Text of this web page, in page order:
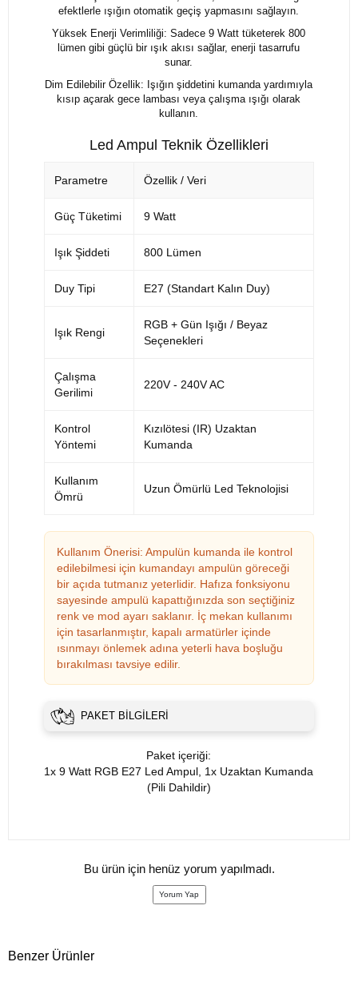
efektlerle ışığın otomatik geçiş yapmasını sağlayın.
Yüksek Enerji Verimliliği: Sadece 9 Watt tüketerek 800
lümen gibi güçlü bir ışık akısı sağlar, enerji tasarrufu
sunar.
Dim Edilebilir Özellik: Işığın şiddetini kumanda yardımıyla
kısıp açarak gece lambası veya çalışma ışığı olarak
kullanın.
Led Ampul Teknik Özellikleri
Parametre Özellik / Veri
Güç Tüketimi 9 Watt
Işık Şiddeti 800 Lümen
Duy Tipi E27 (Standart Kalın Duy)
Işık Rengi
RGB + Gün Işığı / Beyaz
Seçenekleri
Çalışma
Gerilimi
220V - 240V AC
Kontrol
Yöntemi
Kızılötesi (IR) Uzaktan
Kumanda
Kullanım
Ömrü
Uzun Ömürlü Led Teknolojisi
Kullanım Önerisi: Ampulün kumanda ile kontrol
edilebilmesi için kumandayı ampulün göreceği
bir açıda tutmanız yeterlidir. Hafıza fonksiyonu
sayesinde ampulü kapattığınızda son seçtiğiniz
renk ve mod ayarı saklanır. İç mekan kullanımı
için tasarlanmıştır, kapalı armatürler içinde
ısınmayı önlemek adına yeterli hava boşluğu
bırakılması tavsiye edilir.
PAKET BILGILERI
Paket içeriği:
1x 9 Watt RGB E27 Led Ampul, 1x Uzaktan Kumanda
(Pili Dahildir)
Bu ürün için henüz yorum yapılmadı.
Yorum Yap
Benzer Ürünler